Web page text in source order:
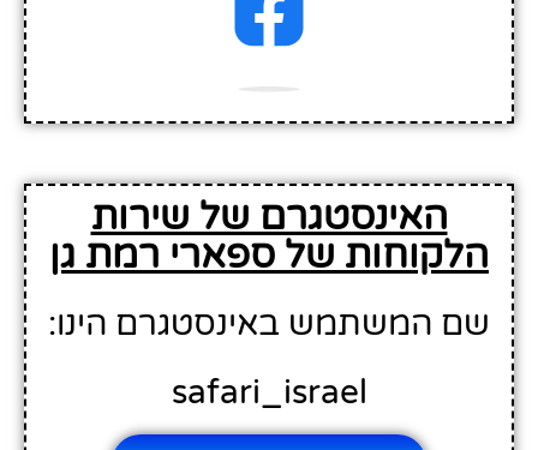
האינסטגרם של שירות
הלקוחות של ספארי רמת גן
שם המשתמש באינסטגרם הינו:
safari_israel